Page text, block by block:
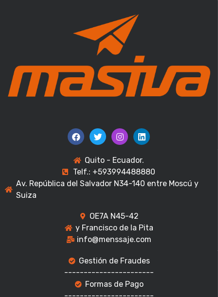
Quito - Ecuador.
Telf.: +593994488880
Av. República del Salvador N34-140 entre Moscú y
Suiza
OE7A N45-42
y Francisco de la Pita
info@menssaje.com
Gestión de Fraudes
-----------------------
Formas de Pago